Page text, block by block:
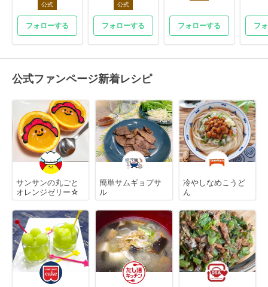
公式
フォローする
公式
フォローする フォローする フ
公式ファンページ新着レシピ
サンサンの丸ごと
オレンジゼリー☆
簡単サムギョプサ
ル
冷やしなめこうど
ん